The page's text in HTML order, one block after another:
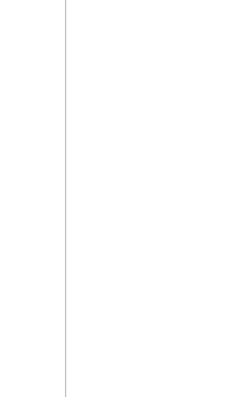
自動